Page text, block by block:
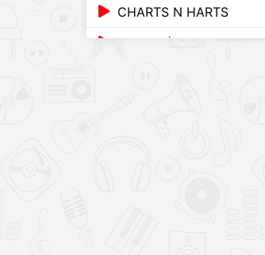
CHARTS N HARTS
TU LUNÁTICO QUERIDO